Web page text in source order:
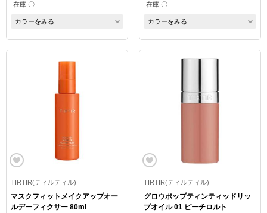
在庫 〇
カラーをみる
在庫 〇
カラーをみる
TIRTIR(ティルティル)
マスクフィットメイクアップオー
ルデーフィクサー 80ml
TIRTIR(ティルティル)
グロウポップティンティッドリッ
プオイル 01 ピーチロルト